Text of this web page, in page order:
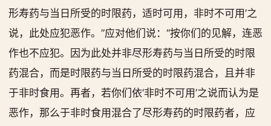
形寿药与当日所受的时限药，适时可用，非时不可用’之
说，此处应犯恶作。”应对他们说：“按你们的见解，连恶
作也不应犯。因为此处并非尽形寿药与当日所受的时限
药混合，而是时限药与当日所受的时限药混合，且并非
于非时食用。再者，若你们依‘非时不可用’之说而认为是
恶作，那么于非时食用混合了尽形寿药的时限药者，应